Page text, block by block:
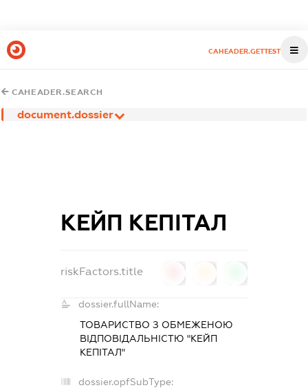
CAHEADER.GETTEST
CAHEADER.SEARCH
document.dossier
КЕЙП КЕПІТАЛ
riskFactors.title
dossier.fullName:
ТОВАРИСТВО З ОБМЕЖЕНОЮ
ВІДПОВІДАЛЬНІСТЮ "КЕЙП
КЕПІТАЛ"
dossier.opfSubType: